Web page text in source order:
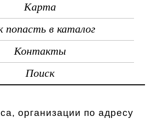
Карта
попасть в каталог
Контакты
Поиск
организации по адресу